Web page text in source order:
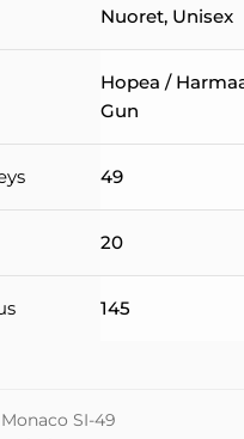
Nuoret, Unisex
Hopea /
Gun
49
20
145
SI-49